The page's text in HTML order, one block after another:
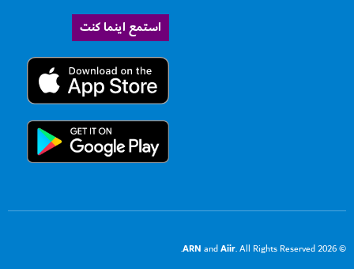
استمع اينما كنت
© 2026
ARN andAiir. All Rights Reserved.